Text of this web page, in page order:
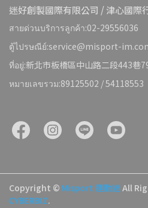
迷好創製國際有限公司 / 津心國際
สายด่วนบริการลูกค้า:02-29556036
ตู้ไปรษณีย์:service@misport-
ที่อยู่:新北市板橋區中山路二段443巷
หมายเลขรวม:89125502 / 54118553
Copyright © Misport 運動迷All
CYBERBIZ.